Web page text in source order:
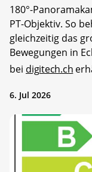
180°-
PT-Objektiv. So
gleichzeitig das
Bewegungen in
bei digitech.ch
6. Jul 2026